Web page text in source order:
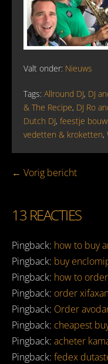
Valt onder: Nieuws
Tags: Allround DJ, DJ
& The Recipe, DJ Ro
Dutch DJ, feestje
vedetten & kroketten,
Bericht
← Vorig bericht
13 REACTIES
Pingback: how to buy
Pingback: buy
Pingback: how to
Pingback: order
Pingback: Order
Pingback: cheapest
Pingback: acheter
Pingback: fedex